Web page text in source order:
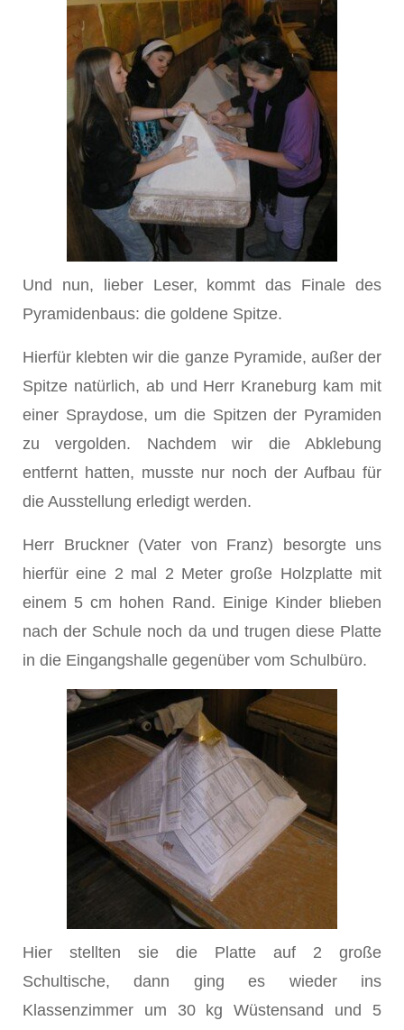
Und nun, lieber Leser, kommt das Finale des
Pyramidenbaus: die goldene Spitze.
Hierfür klebten wir die ganze Pyramide, außer der
Spitze natürlich, ab und Herr Kraneburg kam mit
einer Spraydose, um die Spitzen der Pyramiden
zu vergolden. Nachdem wir die Abklebung
entfernt hatten, musste nur noch der Aufbau für
die Ausstellung erledigt werden.
Herr Bruckner (Vater von Franz) besorgte uns
hierfür eine 2 mal 2 Meter große Holzplatte mit
einem 5 cm hohen Rand. Einige Kinder blieben
nach der Schule noch da und trugen diese Platte
in die Eingangshalle gegenüber vom Schulbüro.
Hier stellten sie die Platte auf 2 große
Schultische, dann ging es wieder ins
Klassenzimmer um 30 kg Wüstensand und 5